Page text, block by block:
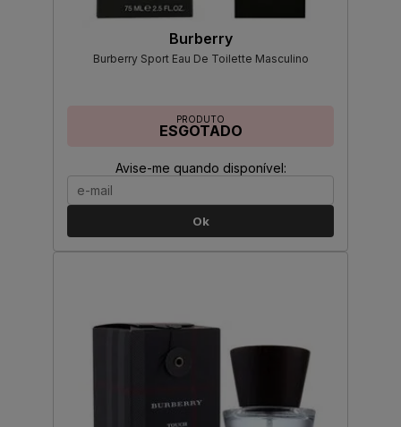
Burberry
Burberry Sport Eau De Toilette Masculino
PRODUTO
ESGOTADO
Avise-me quando disponível:
Ok